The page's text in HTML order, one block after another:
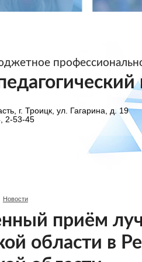
г. Троицк, ул. Гагарина, д. 19
2-53-45
Новости
приём
области в